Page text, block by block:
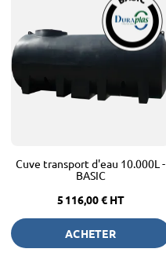
Cuve transport d'eau 10.000L -
BASIC
5 116,00 € HT
ACHETER